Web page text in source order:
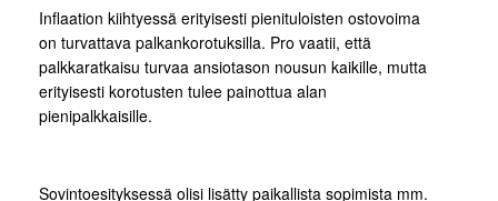
Inflaation kiihtyessä erityisesti pienituloisten ostovoima
on turvattava palkankorotuksilla. Pro vaatii, että
palkkaratkaisu turvaa ansiotason nousun kaikille, mutta
erityisesti korotusten tulee painottua alan
pienipalkkaisille.
Sovintoesityksessä olisi lisätty paikallista sopimista mm.